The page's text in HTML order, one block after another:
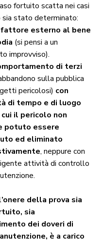
fortuito scatta nei casi
sia stato determinato:
fattore esterno al bene
(si pensi a un
improvviso).
di terzi
sulla pubblica
pericolosi) con
di tempo e di luogo
il pericolo non
potuto essere
ed eliminato
, neppure con
attività di controllo
’onere della prova sia
sia
dei doveri di
è a carico